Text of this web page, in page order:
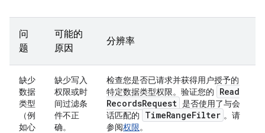
问
题
可能的
原因
分辨率
缺少
数据
类型
（例
如心
缺少写入
权限或时
间过滤条
件不正
确。
检查您是否已请求并获得用户授予的
特定数据类型权限。验证您的
Read
RecordsRequest 是否使用了与会
话匹配的
TimeRangeFilter 。请
参阅权限。